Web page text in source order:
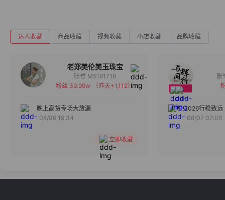
达人收藏 商品收藏 视频收藏 小店收藏 品牌收藏
老郑美伦美玉珠宝
备注
分组
账号 M5181718
粉丝 39.99w
（昨天+1,112）
晚上高货专场大放漏
08/06 19:34
立即收藏
2026行稳致远
08/07 07:06